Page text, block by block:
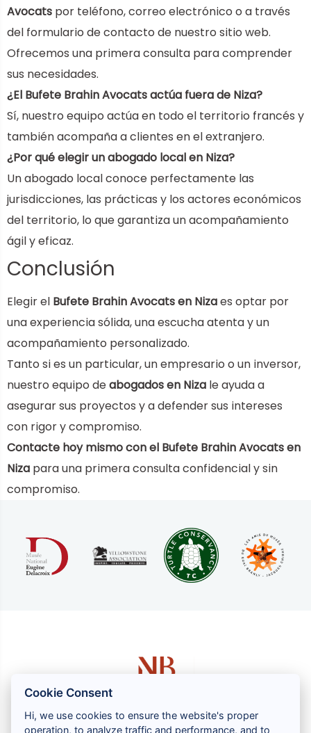
Avocats por teléfono, correo electrónico o a través
del formulario de contacto de nuestro sitio web.
Ofrecemos una primera consulta para comprender
sus necesidades.
¿El Bufete Brahin Avocats actúa fuera de Niza?
Sí, nuestro equipo actúa en todo el territorio francés y
también acompaña a clientes en el extranjero.
¿Por qué elegir un abogado local en Niza?
Un abogado local conoce perfectamente las
jurisdicciones, las prácticas y los actores económicos
del territorio, lo que garantiza un acompañamiento
ágil y eficaz.
Conclusión
Elegir el Bufete Brahin Avocats en Nizaes optar por
una experiencia sólida, una escucha atenta y un
acompañamiento personalizado.
Tanto si es un particular, un empresario o un inversor,
nuestro equipo deabogados en Niza le ayuda a
asegurar sus proyectos y a defender sus intereses
con rigor y compromiso.
Contacte hoy mismo con el Bufete Brahin Avocats en
Niza para una primera consulta confidencial y sin
compromiso.
Cookie Consent
Hi, we use cookies to ensure the website's proper
operation, to analyze traffic and performance, and to